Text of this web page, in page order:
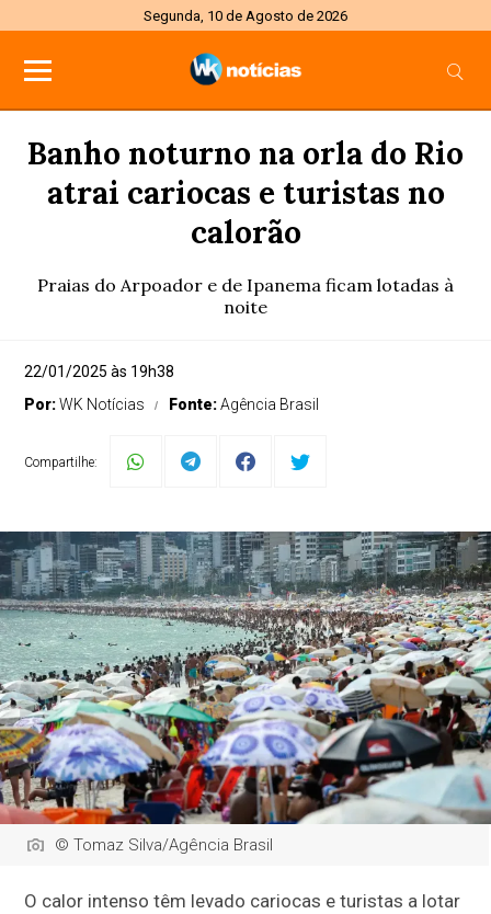
Segunda, 10 de Agosto de 2026
Banho noturno na orla do Rio
atrai cariocas e turistas no
calorão
Praias do Arpoador e de Ipanema ficam lotadas à
noite
22/01/2025 às 19h38
Por:WK Notícias Fonte:Agência Brasil
Compartilhe:
© Tomaz Silva/Agência Brasil
O calor intenso têm levado cariocas e turistas a lotar